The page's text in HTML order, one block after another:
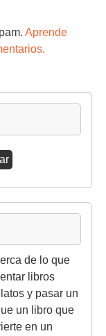
Aprende
de lo que
libros
y pasar un
un libro que
en un